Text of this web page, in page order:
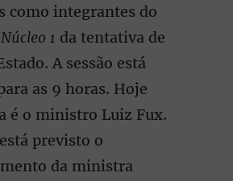
como integrantes do
Núcleo 1 da tentativa de
A sessão está
as 9 horas. Hoje
é o ministro Luiz Fux.
previsto o
da ministra